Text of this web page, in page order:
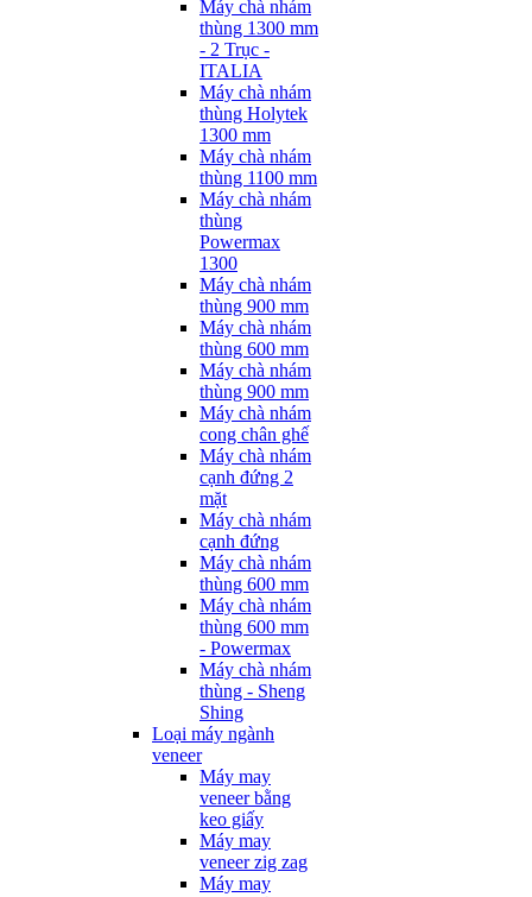
Máy chà nhám
thùng 1300 mm
- 2 Trục -
ITALIA
Máy chà nhám
thùng Holytek
1300 mm
Máy chà nhám
thùng 1100 mm
Máy chà nhám
thùng
Powermax
1300
Máy chà nhám
thùng 900 mm
Máy chà nhám
thùng 600 mm
Máy chà nhám
thùng 900 mm
Máy chà nhám
cong chân ghế
Máy chà nhám
cạnh đứng 2
mặt
Máy chà nhám
cạnh đứng
Máy chà nhám
thùng 600 mm
Máy chà nhám
thùng 600 mm
- Powermax
Máy chà nhám
thùng - Sheng
Shing
Loại máy ngành
veneer
Máy may
veneer bằng
keo giấy
Máy may
veneer zig zag
Máy may